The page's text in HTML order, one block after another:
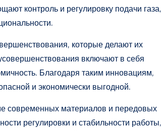
контроль и регулировку подачи газа,
которые делают их
включают в себя
Благодаря таким инновациям,
и экономически выгодной.
современных материалов и передовых
регулировки и стабильности работы,